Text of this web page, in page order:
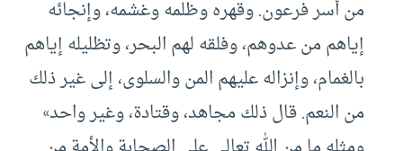
من أسر فرعون. وقهره وظلمه وغشمه، وإنجائه
إياهم من عدوهم، وفلقه لهم البحر، وتظليله إياهم
بالغمام، وإنزاله عليهم المن والسلوى، إلى غير ذلك
من النعم. قال ذلك مجاهد، وقتادة، وغير واحد»